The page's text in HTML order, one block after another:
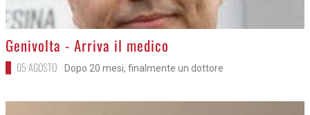
>
Genivolta - Arriva il medico
05 AGOSTO Dopo 20 mesi, finalmente un dottore